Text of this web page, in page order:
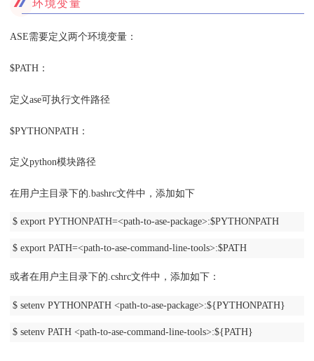
环境变量
ASE需要定义两个环境变量：
$PATH：
定义ase可执行文件路径
$PYTHONPATH：
定义python模块路径
在用户主目录下的.bashrc文件中，添加如下
$ export PYTHONPATH=<path-to-ase-package>:$PYTHONPATH
$ export PATH=<path-to-ase-command-line-tools>:$PATH
或者在用户主目录下的.cshrc文件中，添加如下：
$ setenv PYTHONPATH <path-to-ase-package>:${PYTHONPATH}
$ setenv PATH <path-to-ase-command-line-tools>:${PATH}